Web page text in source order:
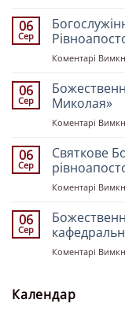
06
Сер
Коментарі
06
Сер
Миколая»
Коментарі
06
Сер
Святкове
Коментарі
06
Сер
Коментарі
Календар